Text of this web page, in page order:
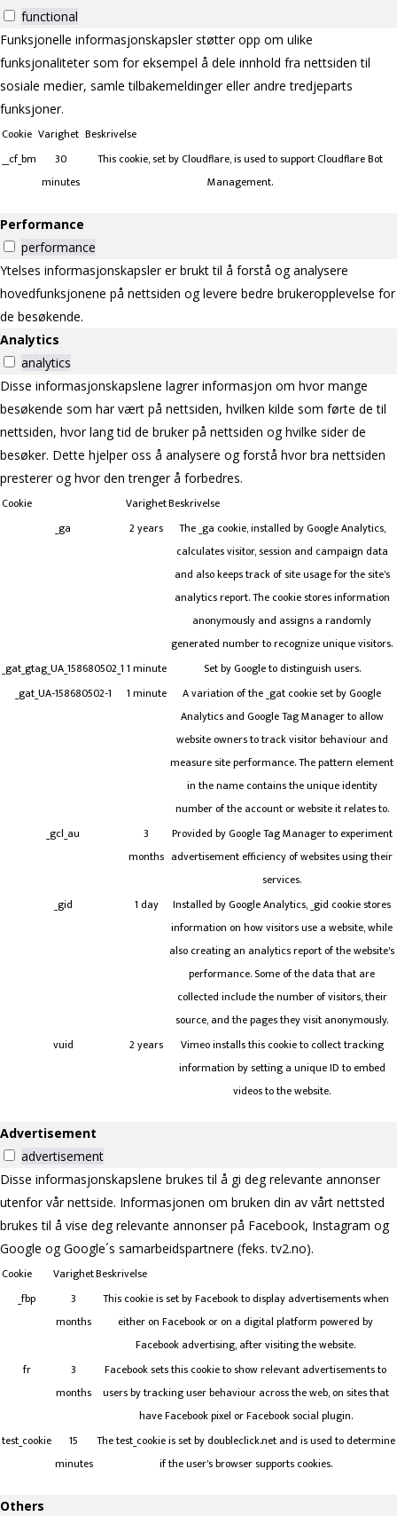
functional
Funksjonelle informasjonskapsler støtter opp om ulike
funksjonaliteter som for eksempel å dele innhold fra nettsiden til
sosiale medier, samle tilbakemeldinger eller andre tredjeparts
funksjoner.
Cookie Varighet Beskrivelse
__cf_bm
30
minutes
This cookie, set by Cloudflare, is used to support Cloudflare Bot
Management.
Performance
performance
Ytelses informasjonskapsler er brukt til å forstå og analysere
hovedfunksjonene på nettsiden og levere bedre brukeropplevelse for
de besøkende.
Analytics
analytics
Disse informasjonskapslene lagrer informasjon om hvor mange
besøkende som har vært på nettsiden, hvilken kilde som førte de til
nettsiden, hvor lang tid de bruker på nettsiden og hvilke sider de
besøker. Dette hjelper oss å analysere og forstå hvor bra nettsiden
presterer og hvor den trenger å forbedres.
Cookie VarighetBeskrivelse
_ga
2 years
The _ga cookie, installed by Google Analytics,
calculates visitor, session and campaign data
and also keeps track of site usage for the site's
analytics report. The cookie stores information
anonymously and assigns a randomly
generated number to recognize unique visitors.
_gat_gtag_UA_158680502_1 1 minute
Set by Google to distinguish users.
_gat_UA-158680502-1
1 minute
A variation of the _gat cookie set by Google
Analytics and Google Tag Manager to allow
website owners to track visitor behaviour and
measure site performance. The pattern element
in the name contains the unique identity
number of the account or website it relates to.
_gcl_au
3
months
Provided by Google Tag Manager to experiment
advertisement efficiency of websites using their
services.
_gid
1 day
Installed by Google Analytics, _gid cookie stores
information on how visitors use a website, while
also creating an analytics report of the website's
performance. Some of the data that are
collected include the number of visitors, their
source, and the pages they visit anonymously.
vuid
2 years
Vimeo installs this cookie to collect tracking
information by setting a unique ID to embed
videos to the website.
Advertisement
advertisement
Disse informasjonskapslene brukes til å gi deg relevante annonser
utenfor vår nettside. Informasjonen om bruken din av vårt nettsted
brukes til å vise deg relevante annonser på Facebook, Instagram og
Google og Google´s samarbeidspartnere (feks. tv2.no).
Cookie VarighetBeskrivelse
_fbp
3
months
This cookie is set by Facebook to display advertisements when
either on Facebook or on a digital platform powered by
Facebook advertising, after visiting the website.
fr
3
months
Facebook sets this cookie to show relevant advertisements to
users by tracking user behaviour across the web, on sites that
have Facebook pixel or Facebook social plugin.
test_cookie
15
minutes
The test_cookie is set by doubleclick.net and is used to determine
if the user's browser supports cookies.
Others